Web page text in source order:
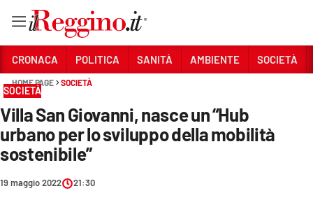
Sezioni
CRONACA
POLITICA
SANITÀ
CRONACA POLITICA SANITÀ AMBIENTE SOCIETÀ
HOME PAGE SOCIETÀ
SOCIETÀ
Villa San Giovanni, nasce un “Hub
urbano per lo sviluppo della mobilità
sostenibile”
19 maggio 2022 21:30